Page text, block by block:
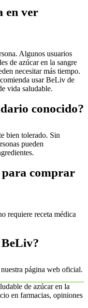
en ver
Algunos usuarios
de azúcar en la sangre
necesitar más tiempo.
usar BeLiv de
vida saludable.
conocido?
bien tolerado. Sin
pueden
para comprar
requiere receta médica
página web oficial.